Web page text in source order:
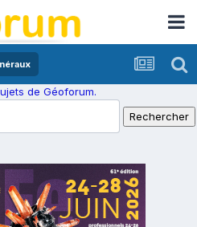
de Géoforum.